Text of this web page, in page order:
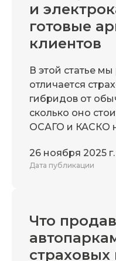
и
готовые
клиентов
В этой статье
отличается
гибридов от
сколько оно
ОСАГО и КАСКО
26 ноября 2025 г.
Дата публикации
Что
страховых